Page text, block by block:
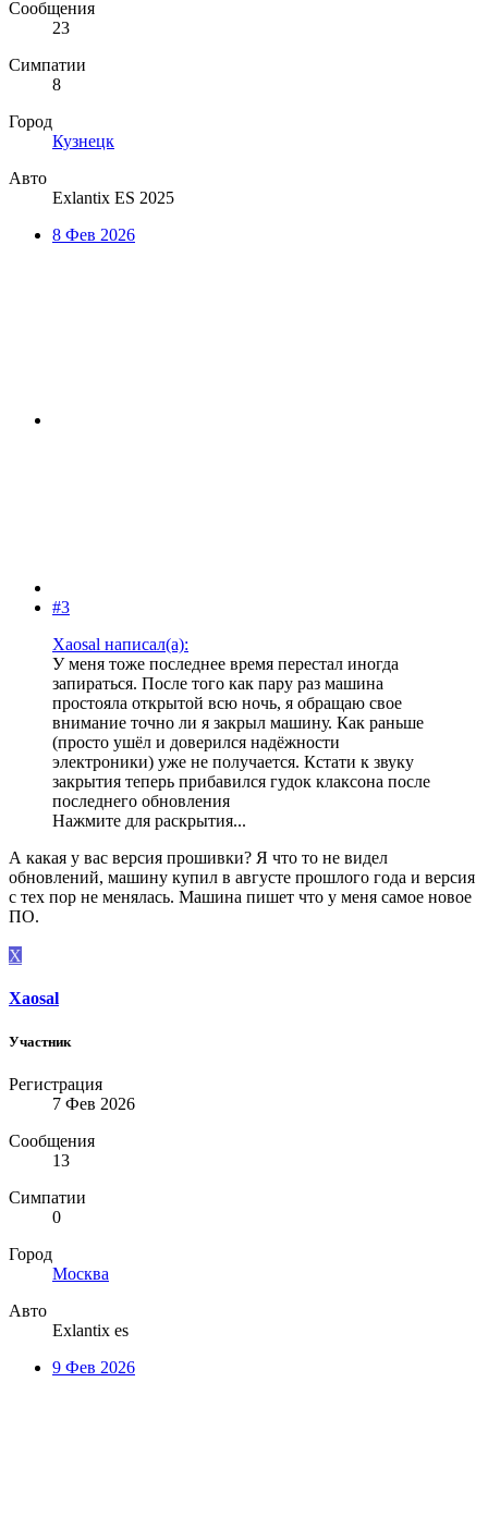
Сообщения
23
Симпатии
8
Город
Кузнецк
Авто
Exlantix ES 2025
8 Фев 2026
#3
Xaosal написал(а):
У меня тоже последнее время перестал иногда
запираться. После того как пару раз машина
простояла открытой всю ночь, я обращаю свое
внимание точно ли я закрыл машину. Как раньше
(просто ушёл и доверился надёжности
электроники) уже не получается. Кстати к звуку
закрытия теперь прибавился гудок клаксона после
последнего обновления
Нажмите для раскрытия...
А какая у вас версия прошивки? Я что то не видел
обновлений, машину купил в августе прошлого года и версия
с тех пор не менялась. Машина пишет что у меня самое новое
ПО.
X
Xaosal
Участник
Регистрация
7 Фев 2026
Сообщения
13
Симпатии
0
Город
Москва
Авто
Exlantix es
9 Фев 2026